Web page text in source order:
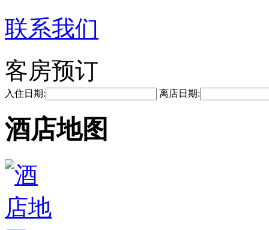
联系我们
客房预订
入住日期: 离店日期:
酒店地图